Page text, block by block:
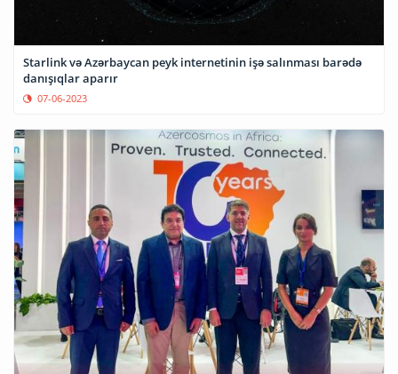
Starlink və Azərbaycan peyk internetinin işə salınması barədə
danışıqlar aparır
07-06-2023